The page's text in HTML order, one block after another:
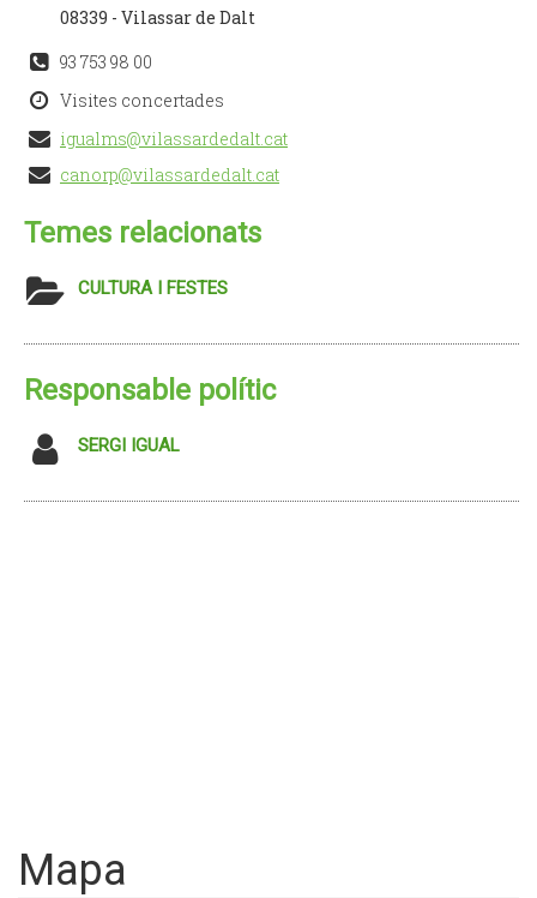
08339 - Vilassar de Dalt
93 753 98 00
Visites concertades
igualms@vilassardedalt.cat
canorp@vilassardedalt.cat
Temes relacionats
CULTURA I FESTES
Responsable polític
SERGI IGUAL
Mapa